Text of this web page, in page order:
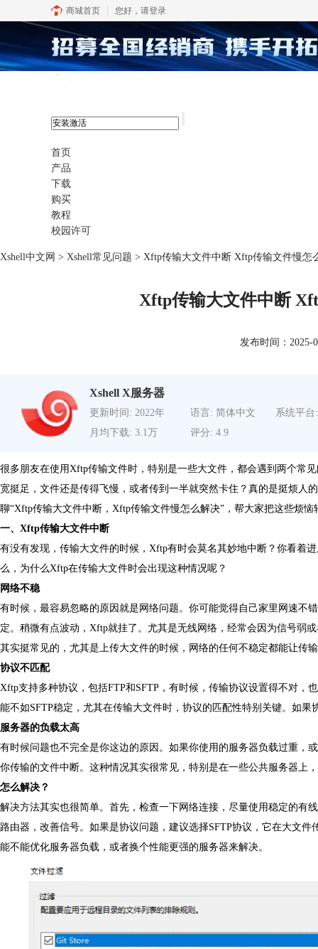
商城首页 您好， 请登录
首页
产品
下载
购买
教程
校园许可
Xshell中文网 > Xshell常见问题 > Xftp传输大文件中断 Xftp传输文件慢怎
Xftp传输大文件中断
发布时间：2025-
Xshell X服务器
更新时间: 2022年 语言: 简体中文
系统平台
月均下载: 3.1万
评分: 4.9
很多朋友在使用Xftp传输文件时，特别是一些大文件，都会遇到两个常
宽挺足，文件还是传得飞慢，或者传到一半就突然卡住？真的是挺烦人
聊“Xftp传输大文件中断，Xftp传输文件慢怎么解决”，帮大家把这些烦恼
一、Xftp传输大文件中断
有没有发现，传输大文件的时候，Xftp有时会莫名其妙地中断？你看着
么，为什么Xftp在传输大文件时会出现这种情况呢？
网络不稳
有时候，最容易忽略的原因就是网络问题。你可能觉得自己家里网速不
定。稍微有点波动，Xftp就挂了。尤其是无线网络，经常会因为信号弱
其实挺常见的，尤其是上传大文件的时候，网络的任何不稳定都能让传
协议不匹配
Xftp支持多种协议，包括FTP和SFTP，有时候，传输协议设置得不对，
能不如SFTP稳定，尤其在传输大文件时，协议的匹配性特别关键。如果
服务器的负载太高
有时候问题也不完全是你这边的原因。如果你使用的服务器负载过重，
你传输的文件中断。这种情况其实很常见，特别是在一些公共服务器上
怎么解决？
解决方法其实也很简单。首先，检查一下网络连接，尽量使用稳定的有
路由器，改善信号。如果是协议问题，建议选择SFTP协议，它在大文
能不能优化服务器负载，或者换个性能更强的服务器来解决。